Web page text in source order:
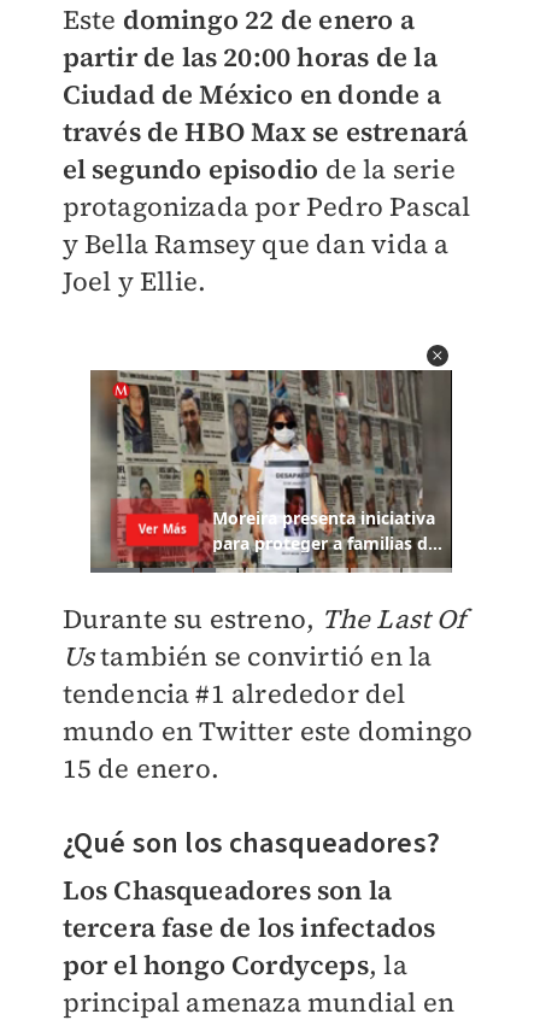
Este domingo 22 de enero a
partir de las 20:00 horas de la
Ciudad de México en donde a
través de HBO Max se estrenará
el segundo episodio de la serie
protagonizada por Pedro Pascal
y Bella Ramsey que dan vida a
Joel y Ellie.
Durante su estreno, The Last Of
Ustambién se convirtió en la
tendencia #1 alrededor del
mundo en Twitter este domingo
15 de enero.
¿Qué son los chasqueadores?
Los Chasqueadores son la
tercera fase de los infectados
por el hongo Cordyceps, la
principal amenaza mundial en